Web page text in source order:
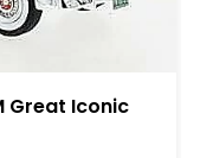
Great Iconic